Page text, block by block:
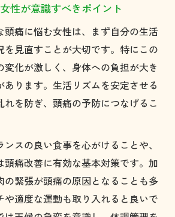
きる頭痛予防策と具体的な行動例
が頭痛軽減に与える影響と対策
分補給が頭痛予防に役立つ理由
習慣が頭痛改善に重要な理由
なら抑えておきたい原因と対策
起こす主な原因と症状別の傾向
・片頭痛の違いと見極めポイン
変化が頭痛に及ぼす影響とは
肩こりによる頭痛の予防法
性が意識すべきポイント
頭痛に悩む女性は、まず自分の生活
を見直すことが大切です。特にこの
化が激しく、身体への負担が大き
あります。生活リズムを安定させる
れを防ぎ、頭痛の予防につなげるこ
スの良い食事を心がけることや、
頭痛改善に有効な基本対策です。加
の緊張が頭痛の原因となることも多
や適度な運動も取り入れると良いで